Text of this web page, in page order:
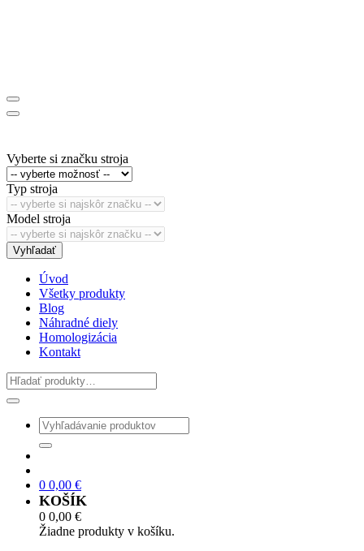
Vyberte si značku stroja
Typ stroja
Model stroja
Vyhľadať
Úvod
Všetky produkty
Blog
Náhradné diely
Homologizácia
Kontakt
0 0,00 €
KOŠÍK
0 0,00 €
Žiadne produkty v košíku.